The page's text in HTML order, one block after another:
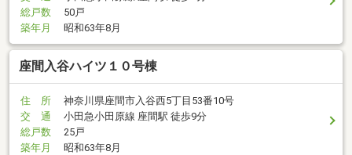
総戸数
50戸
築年月
昭和63年8月
座間入谷ハイツ１０号棟
住 所
神奈川県座間市入谷西5丁目53番10号
交 通
小田急小田原線 座間駅 徒歩9分
総戸数
25戸
築年月
昭和63年8月